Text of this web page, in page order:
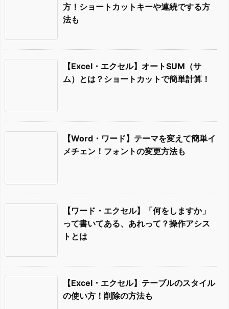
方！ショートカットキーや連続でする方
法も
【Excel・エクセル】オートSUM（サ
ム）とは？ショートカットで簡単計算！
【Word・ワード】テーマを変えて簡単イ
メチェン！フォントの変更方法も
【ワード・エクセル】「何をしますか」
って書いてある、あれって？操作アシス
トとは
【Excel・エクセル】テーブルのスタイル
の使い方！削除の方法も